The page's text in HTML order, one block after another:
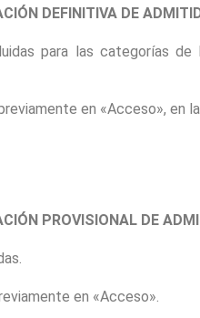
DEFINITIVA DE
para las categorías de
en «Acceso», en
PROVISIONAL DE
en «Acceso».